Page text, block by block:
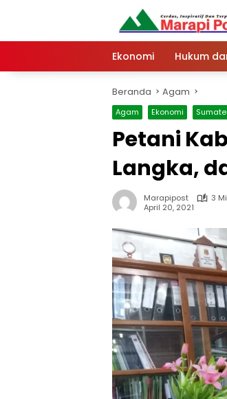
Ekonomi Hukum
Beranda Agam
Agam Ekonomi
Petani
Langka,
Marapipost
3
April 20, 2021